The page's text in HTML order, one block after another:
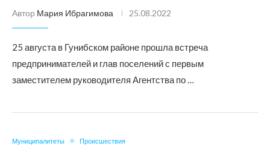
Автор Мария Ибрагимова 25.08.2022
25 августа в Гунибском районе прошла встреча
предпринимателей и глав поселений с первым
заместителем руководителя Агентства по …
Муниципалитеты Происшествия